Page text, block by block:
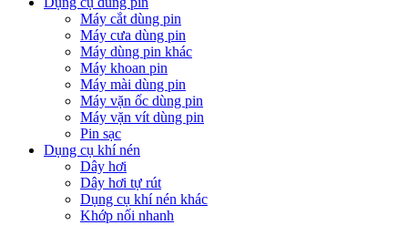
Máy cắt dùng pin
Máy cưa dùng pin
Máy dùng pin khác
Máy khoan pin
Máy mài dùng pin
Máy vặn ốc dùng pin
Máy vặn vít dùng pin
Pin sạc
Dụng cụ khí nén
Dây hơi
Dây hơi tự rút
Dụng cụ khí nén khác
Khớp nối nhanh